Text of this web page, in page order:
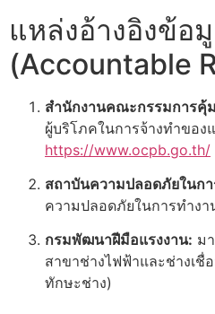
แหล่งอ้างอิงข้อ
(Accountable
สำนักงานคณะกรรมการคุ้
ผู้บริโภคในการจ้างทำขอ
https://www.ocpb.go.th/
สถาบันความปลอดภัยในก
ความปลอดภัยในการทำงา
กรมพัฒนาฝีมือแรงงาน: ม
สาขาช่างไฟฟ้าและช่างเ
ทักษะช่าง)